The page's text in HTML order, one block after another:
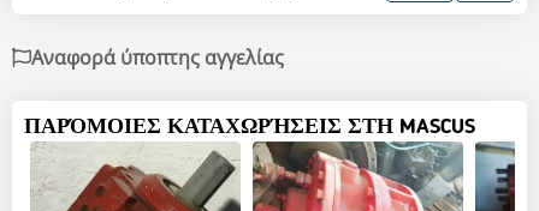
Αναφορά ύποπτης αγγελίας
ΠΑΡΌΜΟΙΕΣ ΚΑΤΑΧΩΡΉΣΕΙΣ ΣΤΗ MASCUS